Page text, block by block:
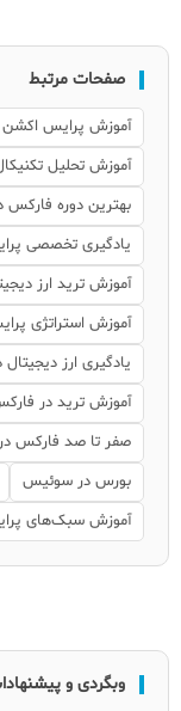
صفحات مرتبط
آموزش پرایس اکشن
آموزش تحلیل
بهترین دوره فارکس
یادگیری تخصصی
آموزش ترید ارز
آموزش استراتژی
یادگیری ارز
آموزش ترید در
صفر تا صد فارکس
بورس در سوئیس
آموزش سبک‌های
وبگردی و